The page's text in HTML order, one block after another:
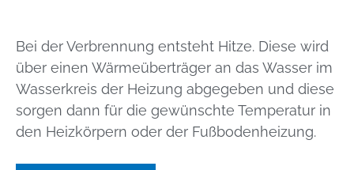
Bei der Verbrennung entsteht Hitze. Diese wird
über einen Wärmeüberträger an das Wasser im
Wasserkreis der Heizung abgegeben und diese
sorgen dann für die gewünschte Temperatur in
den Heizkörpern oder der Fußbodenheizung.